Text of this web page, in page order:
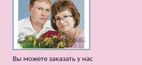
Вы можете заказать у нас